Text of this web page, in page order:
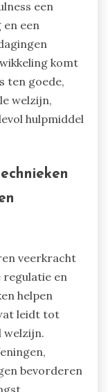
van
atleten?
voor
veerkracht
Onderzoek
een
een
komt
goede,
welzijn,
hulpmiddel